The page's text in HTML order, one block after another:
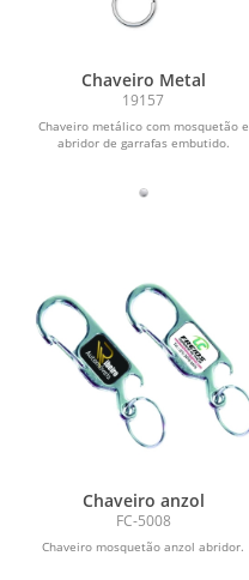
Chaveiro Metal
19157
Chaveiro metálico com mosquetão e
abridor de garrafas embutido.
Chaveiro anzol
FC-5008
Chaveiro mosquetão anzol abridor.